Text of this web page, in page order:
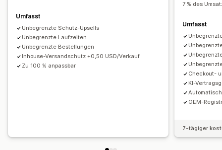
Benutzerdefiniertes Widget
Bestätigung der Deckung
Benutzerdefiniertes Branding
Benutzerdefiniertes Upselling
A/B-Tests
Reklamationsmanagement
Umfasst
Unbegrenzte Schutz-Upsells
Unbegrenzte Laufzeiten
Unbegrenzte Bestellungen
Inhouse-Versandschutz +0,50 USD/Verkauf
Zu 100 % anpassbar
7 % des
Umfasst
Checkout-
KI-
OEM-
7-tägiger